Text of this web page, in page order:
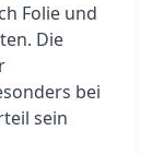
Folie und
Die
bei
sein